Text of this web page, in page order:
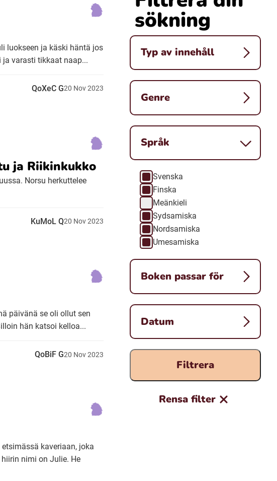
sökning
Typ av innehåll
Genre
Språk
Språk
Svenska
Finska
Meänkieli
Sydsamiska
Nordsamiska
Umesamiska
Boken passar för
Datum
Filtrera
Rensa filter
luokseen ja käski häntä jos
varasti tikkaat naap...
QoXeC G20 Nov2023
ja Riikinkukko
Norsu herkuttelee
KuMoL Q20 Nov2023
päivänä se oli ollut sen
hän katsoi kelloa...
QoBiF G20 Nov2023
kaveriaan, joka
nimi on Julie. He